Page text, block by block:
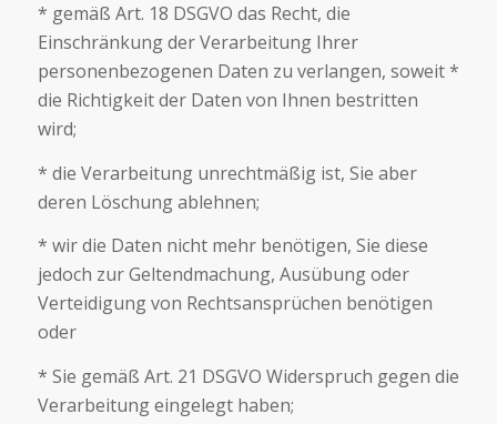
* gemäß Art. 18 DSGVO das Recht, die
Einschränkung der Verarbeitung Ihrer
personenbezogenen Daten zu verlangen, soweit *
die Richtigkeit der Daten von Ihnen bestritten
wird;
* die Verarbeitung unrechtmäßig ist, Sie aber
deren Löschung ablehnen;
* wir die Daten nicht mehr benötigen, Sie diese
jedoch zur Geltendmachung, Ausübung oder
Verteidigung von Rechtsansprüchen benötigen
oder
* Sie gemäß Art. 21 DSGVO Widerspruch gegen die
Verarbeitung eingelegt haben;